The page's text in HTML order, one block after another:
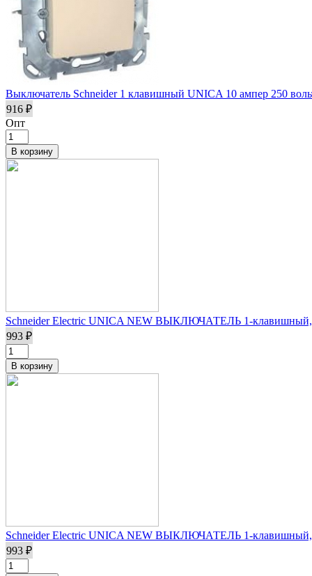
Выключатель Schneider 1 клавишный UNICA 10 ампер 250
916 ₽
Опт
Schneider Electric UNICA NEW ВЫКЛЮЧАТЕЛЬ 1-
993 ₽
Schneider Electric UNICA NEW ВЫКЛЮЧАТЕЛЬ 1-
993 ₽